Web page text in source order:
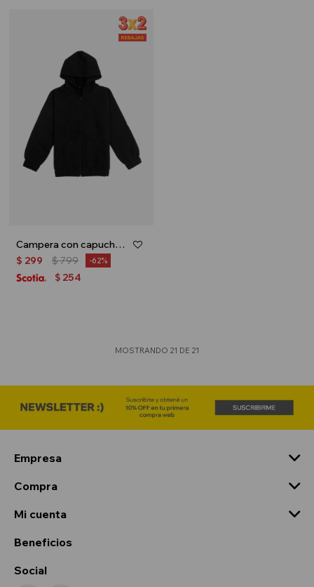
Campera con capucha - Niño - Negro
$ 299 $799 62
$ 254
MOSTRANDO 21 DE 21
Empresa
Compra
Mi cuenta
Beneficios
Social